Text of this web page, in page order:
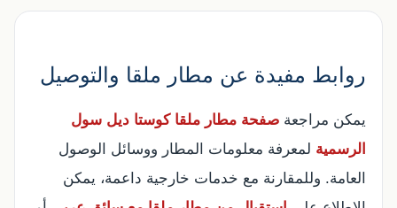
روابط مفيدة عن مطار ملقا والتوصيل
يمكن مراجعة صفحة مطار ملقا كوستا ديل سول
الرسمية لمعرفة معلومات المطار ووسائل الوصول
العامة. وللمقارنة مع خدمات خارجية داعمة، يمكن